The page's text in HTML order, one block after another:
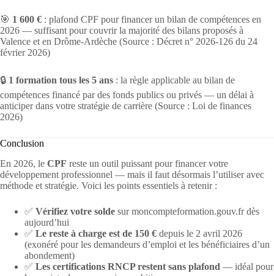
🎯 1 600 € : plafond CPF pour financer un bilan de compétences en
2026 — suffisant pour couvrir la majorité des bilans proposés à
Valence et en Drôme-Ardèche (Source : Décret n° 2026-126 du 24
février 2026)
🔒 1 formation tous les 5 ans : la règle applicable au bilan de
compétences financé par des fonds publics ou privés — un délai à
anticiper dans votre stratégie de carrière (Source : Loi de finances
2026)
Conclusion
En 2026, le CPF reste un outil puissant pour financer votre
développement professionnel — mais il faut désormais l’utiliser avec
méthode et stratégie. Voici les points essentiels à retenir :
✅ Vérifiez votre solde sur moncompteformation.gouv.fr dès
aujourd’hui
✅ Le reste à charge est de 150 € depuis le 2 avril 2026
(exonéré pour les demandeurs d’emploi et les bénéficiaires d’un
abondement)
✅ Les certifications RNCP restent sans plafond — idéal pour